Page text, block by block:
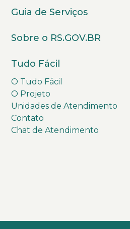
Guia de Serviços
Sobre o RS.GOV.BR
Tudo Fácil
O Tudo Fácil
O Projeto
Unidades de Atendimento
Contato
Chat de Atendimento